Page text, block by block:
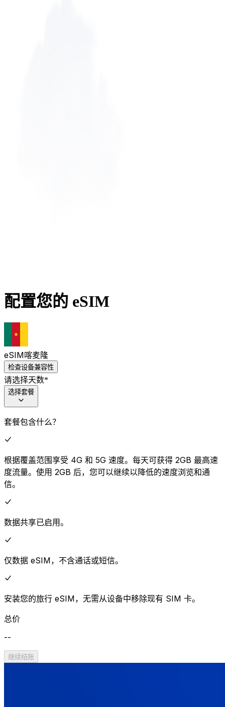
配置您的 eSIM
eSIM喀麦隆
检查设备兼容性
请选择天数*
选择套餐
套餐包含什么？
根据覆盖范围享受 4G 和 5G 速度。每天可获得 2GB 最高速
度流量。使用 2GB 后，您可以继续以降低的速度浏览和通
信。
数据共享已启用。
仅数据 eSIM，不含通话或短信。
安装您的旅行 eSIM，无需从设备中移除现有 SIM 卡。
总价
--
继续结账